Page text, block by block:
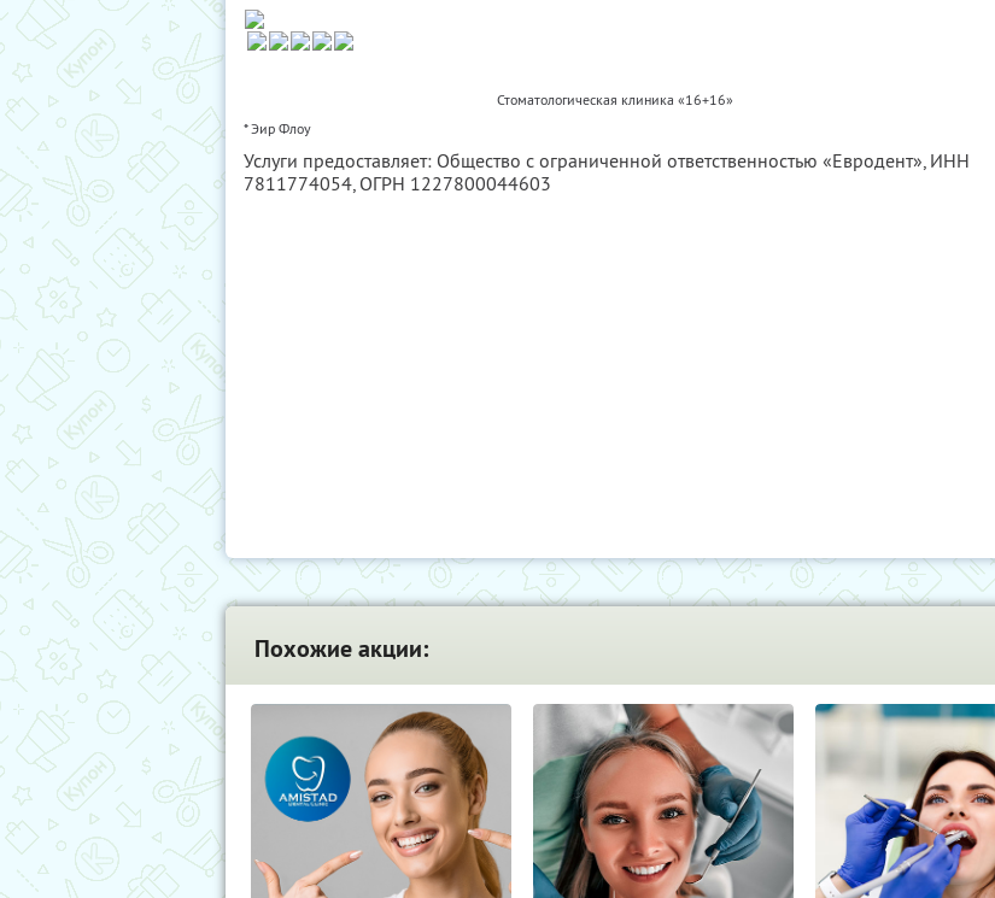
Стоматологическая клиника «16+16»
* Эир Флоу
Услуги предоставляет: Общество с ограниченной ответственностью «Евродент», ИНН
7811774054, ОГРН 1227800044603
Похожие акции: